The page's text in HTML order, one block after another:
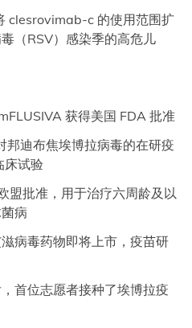
clesrovimab-c 的使用范围扩
（RSV）感染季的高危儿
获得美国 FDA 批准
迪布焦埃博拉病毒的在研疫
试验
盟批准，用于治疗六周龄及以
病
病毒药物即将上市，疫苗研
首位志愿者接种了埃博拉疫